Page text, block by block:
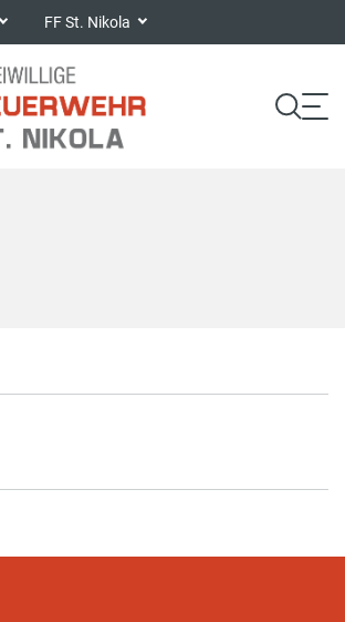
FF St. Nikola